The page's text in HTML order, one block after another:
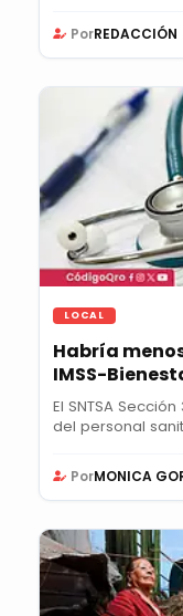
PorREDACCIÓN
LOCAL
Habría
IMSS-
El SNTSA
del personal
PorMONICA